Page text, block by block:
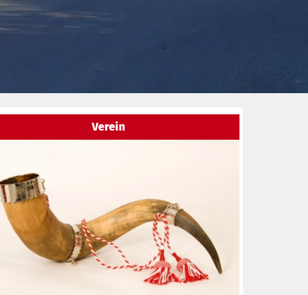
Neukirchen a. Inn
Gebot
Verein